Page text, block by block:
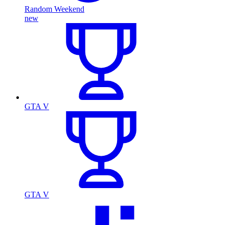
Random Weekend
new
GTA V
GTA V